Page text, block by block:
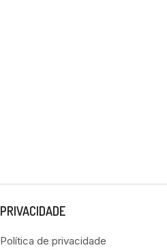
PRIVACIDADE
Política de privacidade